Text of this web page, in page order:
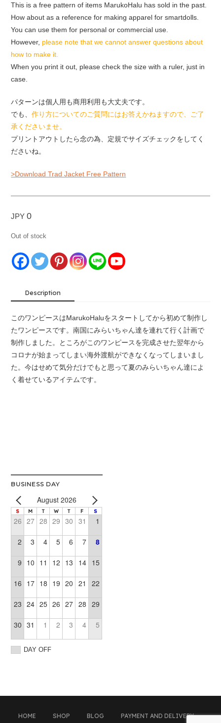
This is a free pattern of items MarukoHalu has sold in the past.
How about as a reference for making apparel for smartdolls.
You can use them for personal or commercial use.
However, please note that we cannot answer questions about
how to make it.
When you print it out, please check the size with a ruler, just in
case.
パターンは個人用も商用利用も大丈夫です。
でも、作り方についてのご質問にはお答えかねますので、ご了
承くださいませ。
プリントアウトしたら念の為、定規でサイズチェックをしてく
ださいね。
>Download Trad Jacket Free Pattern
JPY0
Out of stock
Description
このワンピースはMarukoHaluをスタートしてから初めて制作し
たワンピースです。南国にみらいちゃん達を連れて行く計画で
制作しました。ところがこのワンピースを完成させた翌年から
コロナが始まってしまい海外渡航ができなくなってしまいまし
た。今はせめて気分だけでもと思って夏のみらいちゃん達によ
く着せているアイテムです。
BUSINESS DAY
August 2026
S M T W T F S
26 27 28 29 30 31 1
2 3 4 5 6 7 8
9 10 11 12 13 14 15
16 17 18 19 20 21 22
23 24 25 26 27 28 29
30 31 1 2 3 4 5
DAY OFF
HOME SHOP BLOG
PAYMENT AND DELIVERY